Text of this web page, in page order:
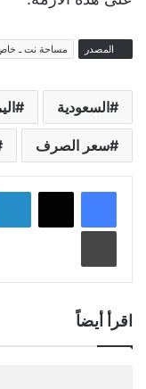
المصدر مساحة نت ـ
السعودية
سعر الصرف
اقرأ أيضاً